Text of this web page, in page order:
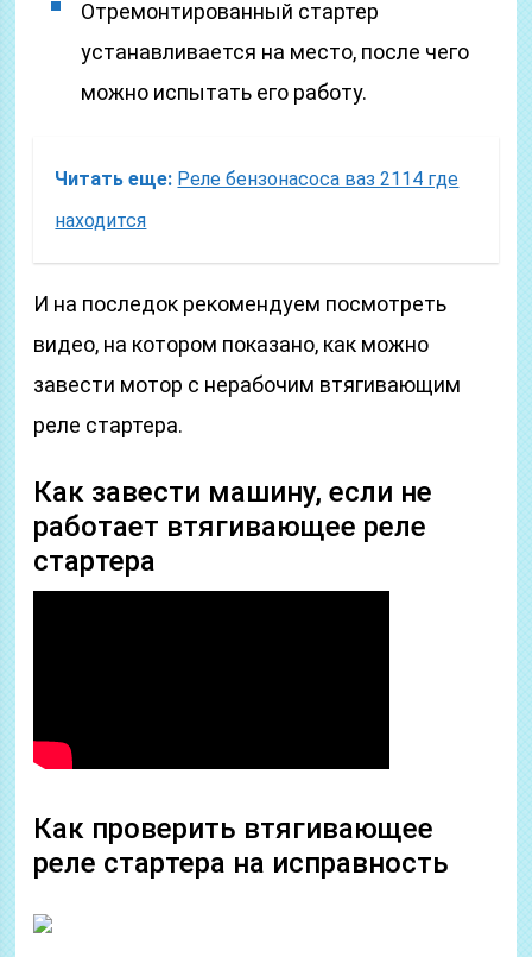
Отремонтированный стартер
устанавливается на место, после чего
можно испытать его работу.
Читать еще: Реле бензонасоса ваз 2114 где
находится
И на последок рекомендуем посмотреть
видео, на котором показано, как можно
завести мотор с нерабочим втягивающим
реле стартера.
Как завести машину, если не
работает втягивающее реле
стартера
Как проверить втягивающее
реле стартера на исправность